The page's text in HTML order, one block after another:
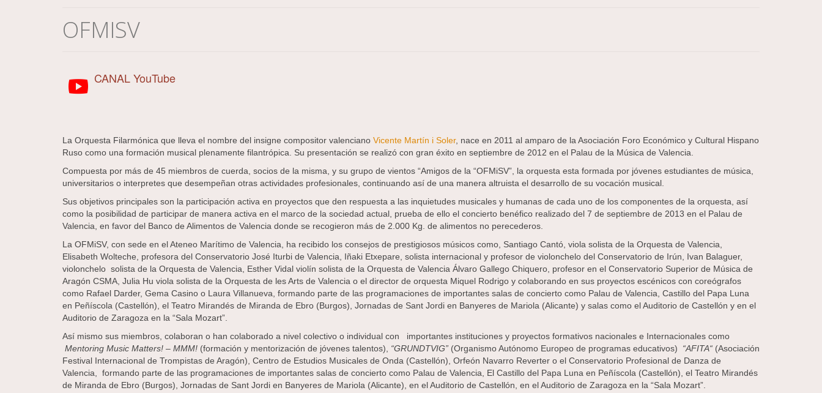
OFMISV
CANAL YouTube
La Orquesta Filarmónica que lleva el nombre del insigne compositor valenciano Vicente Martín i Soler, nace en 2011 al amparo de la Asociación Foro Económico y Cultural Hispano
Ruso como una formación musical plenamente filantrópica. Su presentación se realizó con gran éxito en septiembre de 2012 en el Palau de la Música de Valencia.
Compuesta por más de 45 miembros de cuerda, socios de la misma, y su grupo de vientos “Amigos de la “OFMiSV”, la orquesta esta formada por jóvenes estudiantes de música,
universitarios o interpretes que desempeñan otras actividades profesionales, continuando así de una manera altruista el desarrollo de su vocación musical.
Sus objetivos principales son la participación activa en proyectos que den respuesta a las inquietudes musicales y humanas de cada uno de los componentes de la orquesta, así
como la posibilidad de participar de manera activa en el marco de la sociedad actual, prueba de ello el concierto benéfico realizado del 7 de septiembre de 2013 en el Palau de
Valencia, en favor del Banco de Alimentos de Valencia donde se recogieron más de 2.000 Kg. de alimentos no perecederos.
La OFMiSV, con sede en el Ateneo Marítimo de Valencia, ha recibido los consejos de prestigiosos músicos como, Santiago Cantó, viola solista de la Orquesta de Valencia,
Elisabeth Wolteche, profesora del Conservatorio José Iturbi de Valencia, Iñaki Etxepare, solista internacional y profesor de violonchelo del Conservatorio de Irún, Ivan Balaguer,
violonchelo solista de la Orquesta de Valencia, Esther Vidal violín solista de la Orquesta de Valencia Álvaro Gallego Chiquero, profesor en el Conservatorio Superior de Música de
Aragón CSMA, Julia Hu viola solista de la Orquesta de les Arts de Valencia o el director de orquesta Miquel Rodrigo y colaborando en sus proyectos escénicos con coreógrafos
como Rafael Darder, Gema Casino o Laura Villanueva, formando parte de las programaciones de importantes salas de concierto como Palau de Valencia, Castillo del Papa Luna
en Peñíscola (Castellón), el Teatro Mirandés de Miranda de Ebro (Burgos), Jornadas de Sant Jordi en Banyeres de Mariola (Alicante) y salas como el Auditorio de Castellón y en el
Auditorio de Zaragoza en la “Sala Mozart”.
Así mismo sus miembros, colaboran o han colaborado a nivel colectivo o individual con importantes instituciones y proyectos formativos nacionales e Internacionales como
Mentoring Music Matters! – MMM! (formación y mentorización de jóvenes talentos), “GRUNDTVIG” (Organismo Autónomo Europeo de programas educativos) “AFITA“ (Asociación
Festival Internacional de Trompistas de Aragón), Centro de Estudios Musicales de Onda (Castellón), Orfeón Navarro Reverter o el Conservatorio Profesional de Danza de
Valencia, formando parte de las programaciones de importantes salas de concierto como Palau de Valencia, El Castillo del Papa Luna en Peñíscola (Castellón), el Teatro Mirandés
de Miranda de Ebro (Burgos), Jornadas de Sant Jordi en Banyeres de Mariola (Alicante), en el Auditorio de Castellón, en el Auditorio de Zaragoza en la “Sala Mozart”.